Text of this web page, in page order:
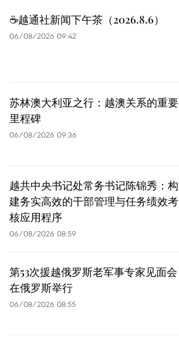
☕️越通社新闻下午茶（2026.8.6）
06/08/2026 09:42
苏林澳大利亚之行：越澳关系的重要
里程碑
06/08/2026 09:36
越共中央书记处常务书记陈锦秀：构
建务实高效的干部管理与任务绩效考
核应用程序
06/08/2026 08:59
第53次援越俄罗斯老军事专家见面会
在俄罗斯举行
06/08/2026 08:55